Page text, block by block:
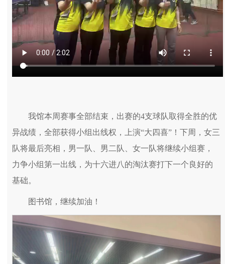
我馆本周赛事全部结束，出赛的4支球队取得全胜的优
异战绩，全部获得小组出线权，上演“大四喜”！下周，女三
队将最后亮相，男一队、男二队、女一队将继续小组赛，
力争小组第一出线，为十六进八的淘汰赛打下一个良好的
基础。
图书馆，继续加油！